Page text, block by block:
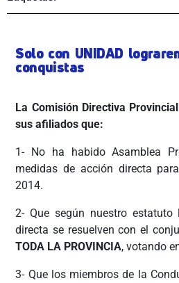
Solo con UNIDAD
conquistas
La Comisión Directiva
sus afiliados que:
1- No ha habido Asamblea
medidas de acción directa
2014.
2- Que según nuestro
directa se resuelven con el
TODA LA PROVINCIA, votando
3- Que los miembros de la